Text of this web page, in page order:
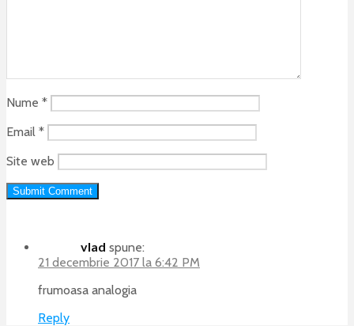
Nume *
Email *
Site web
vlad spune:
21 decembrie 2017 la 6:42 PM
frumoasa analogia
Reply